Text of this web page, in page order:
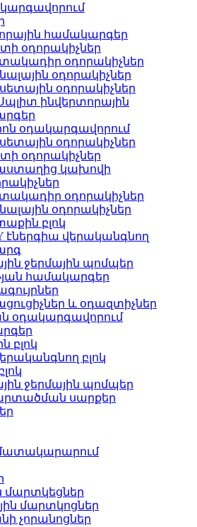
համակարգեր
օդորակիչներ
օդորակիչներ
օդորակիչներ
օդորակիչներ
ինվերտորային
օդակարգավորում
օդորակիչներ
օդորակիչներ
կախովի
օդորակիչներ
օդորակիչներ
բլոկ
էներգիա վերականգնող
ջերմային պոմպեր
համակարգեր
և օդազտիչներ
օդակարգավորում
բլոկ
բլոկ
ջերմային պոմպեր
սարքեր
մարտկեցներ
մարտկոցներ
չորանոցներ